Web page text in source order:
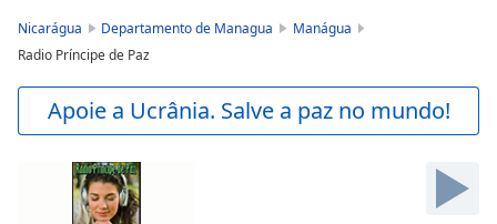
loading.
Video
Nicarágua Departamento de Managua
Manágua
Radio Príncipe de Paz
Apoie a Ucrânia. Salve a paz no mundo!